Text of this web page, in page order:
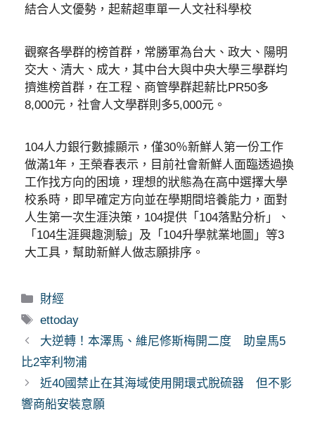
結合人文優勢，起薪超車單一人文社科學校
觀察各學群的榜首群，常勝軍為台大、政大、陽明
交大、清大、成大，其中台大與中央大學三學群均
擠進榜首群，在工程、商管學群起薪比PR50多
8,000元，社會人文學群則多5,000元。
104人力銀行數據顯示，僅30％新鮮人第一份工作
做滿1年，王榮春表示，目前社會新鮮人面臨透過換
工作找方向的困境，理想的狀態為在高中選擇大學
校系時，即早確定方向並在學期間培養能力，面對
人生第一次生涯決策，104提供「104落點分析」、
「104生涯興趣測驗」及「104升學就業地圖」等3
大工具，幫助新鮮人做志願排序。
分
類
財經
標
籤
ettoday
大逆轉！本澤馬、維尼修斯梅開二度 助皇馬5
比2宰利物浦
近40國禁止在其海域使用開環式脫硫器 但不影
響商船安裝意願